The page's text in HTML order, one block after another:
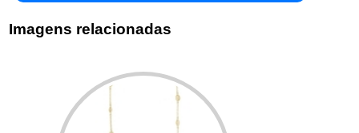
Imagens relacionadas